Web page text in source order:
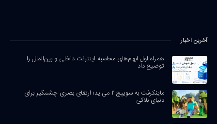
آخرین اخبار
همراه اول ابهام‌های محاسبه اینترنت داخلی و بین‌الملل را
توضیح داد
ماینکرفت به سوییچ ۲ می‌آید؛ ارتقای بصری چشمگیر برای
دنیای بلاکی